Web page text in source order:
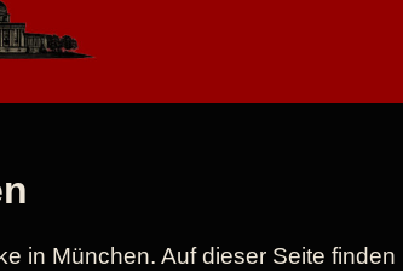
in München. Auf dieser Seite finden